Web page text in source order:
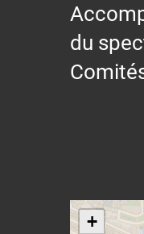
du
+